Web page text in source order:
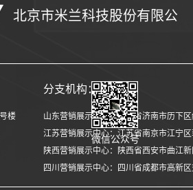
北京市米兰科技股份有限公
楼
分支机构：
山东营销展示中心：山东省济南市历下
江苏营销展示中心：江苏省南京市江宁
陕西营销展示中心：陕西省西安市曲江
四川营销展示中心：四川省成都市高新
微信公众号